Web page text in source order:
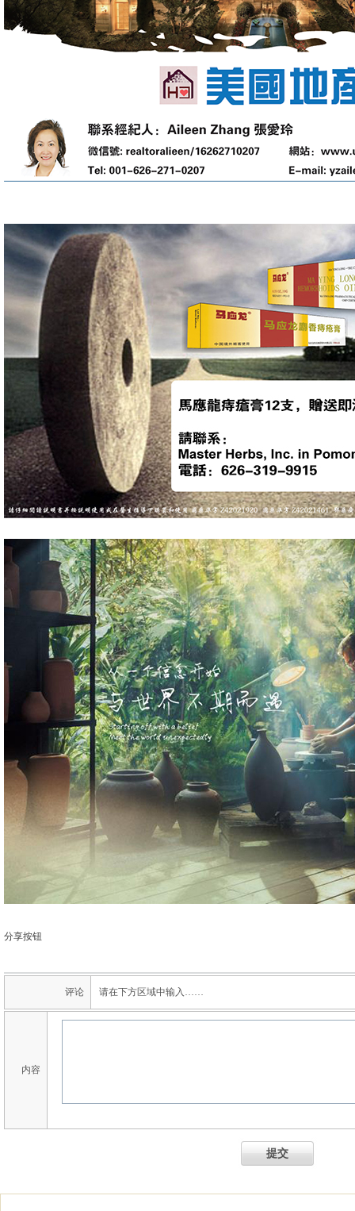
分享按钮
评论 请在下方区域中输入……
内容
提交